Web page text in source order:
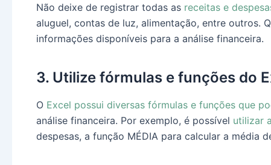
Não deixe de registrar todas as receitas e
aluguel, contas de luz, alimentação, entre outros.
informações disponíveis para a análise financeira.
3. Utilize fórmulas e funções do
O Excel possui diversas fórmulas e funções que
análise financeira. Por exemplo, é possível utilizar
despesas, a função MÉDIA para calcular a média